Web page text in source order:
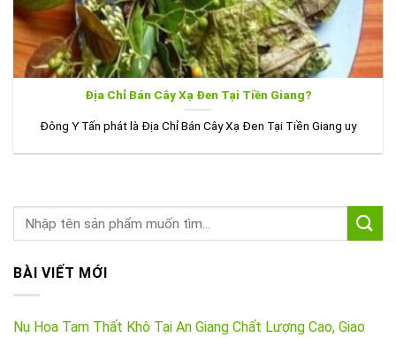
Địa Chỉ Bán Cây Xạ Đen Tại Tiền Giang?
Đông Y Tấn phát là Địa Chỉ Bán Cây Xạ Đen Tại Tiền Giang uy
BÀI VIẾT MỚI
Nụ Hoa Tam Thất Khô Tại An Giang Chất Lượng Cao, Giao